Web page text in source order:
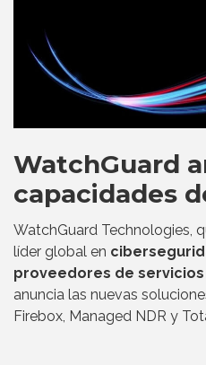
WatchGuard
capacidades
WatchGuard Technologies,
líder global en
proveedores de servicios
anuncia las nuevas
Firebox, Managed NDR y